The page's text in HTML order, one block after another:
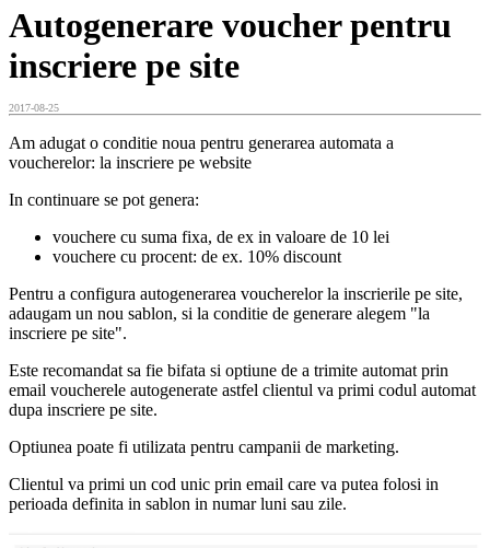
Autogenerare voucher pentru
inscriere pe site
2017-08-25
Am adugat o conditie noua pentru generarea automata a
voucherelor: la inscriere pe website
In continuare se pot genera:
vouchere cu suma fixa, de ex in valoare de 10 lei
vouchere cu procent: de ex. 10% discount
Pentru a configura autogenerarea voucherelor la inscrierile pe site,
adaugam un nou sablon, si la conditie de generare alegem "la
inscriere pe site".
Este recomandat sa fie bifata si optiune de a trimite automat prin
email voucherele autogenerate astfel clientul va primi codul automat
dupa inscriere pe site.
Optiunea poate fi utilizata pentru campanii de marketing.
Clientul va primi un cod unic prin email care va putea folosi in
perioada definita in sablon in numar luni sau zile.